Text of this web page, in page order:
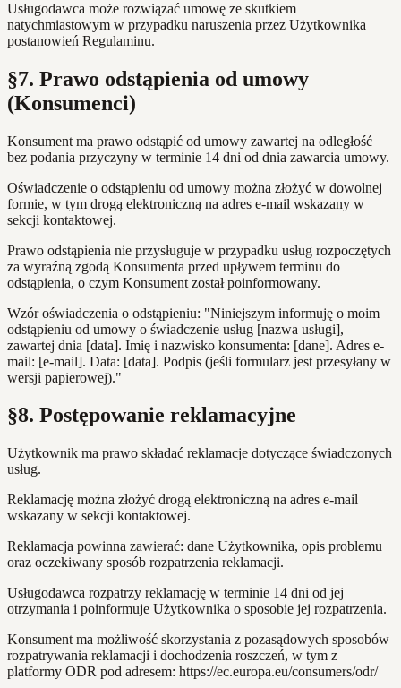
Usługodawca może rozwiązać umowę ze skutkiem
natychmiastowym w przypadku naruszenia przez Użytkownika
postanowień Regulaminu.
§7. Prawo odstąpienia od umowy
(Konsumenci)
Konsument ma prawo odstąpić od umowy zawartej na odległość
bez podania przyczyny w terminie 14 dni od dnia zawarcia umowy.
Oświadczenie o odstąpieniu od umowy można złożyć w dowolnej
formie, w tym drogą elektroniczną na adres e-mail wskazany w
sekcji kontaktowej.
Prawo odstąpienia nie przysługuje w przypadku usług rozpoczętych
za wyraźną zgodą Konsumenta przed upływem terminu do
odstąpienia, o czym Konsument został poinformowany.
Wzór oświadczenia o odstąpieniu: "Niniejszym informuję o moim
odstąpieniu od umowy o świadczenie usług [nazwa usługi],
zawartej dnia [data]. Imię i nazwisko konsumenta: [dane]. Adres e-
mail: [e-mail]. Data: [data]. Podpis (jeśli formularz jest przesyłany w
wersji papierowej)."
§8. Postępowanie reklamacyjne
Użytkownik ma prawo składać reklamacje dotyczące świadczonych
usług.
Reklamację można złożyć drogą elektroniczną na adres e-mail
wskazany w sekcji kontaktowej.
Reklamacja powinna zawierać: dane Użytkownika, opis problemu
oraz oczekiwany sposób rozpatrzenia reklamacji.
Usługodawca rozpatrzy reklamację w terminie 14 dni od jej
otrzymania i poinformuje Użytkownika o sposobie jej rozpatrzenia.
Konsument ma możliwość skorzystania z pozasądowych sposobów
rozpatrywania reklamacji i dochodzenia roszczeń, w tym z
platformy ODR pod adresem: https://ec.europa.eu/consumers/odr/